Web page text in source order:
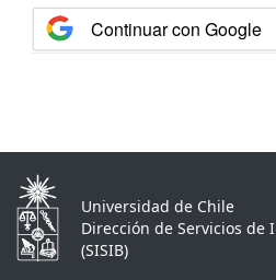
Continuar con Google
Universidad de Chile
Dirección de Servicios de
(SISIB)